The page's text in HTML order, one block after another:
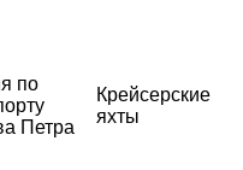
по
Петра
Крейсерские
яхты